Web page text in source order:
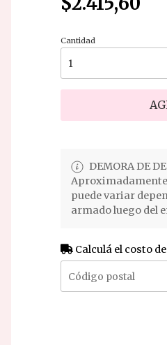
Cantidad
DEMORA DE
Aproximadamente
puede variar
armado luego del
Calculá el costo